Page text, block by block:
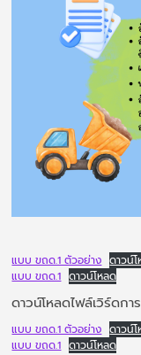
แบบ ขถด.1 ตัวอย่าง ดาวน์
แบบ ขถด.1 ดาวน์โหลด
ดาวน์โหลดไฟล์เวิร์ดก
แบบ ขถด.1 ตัวอย่าง ดาวน์
แบบ ขถด.1 ดาวน์โหลด